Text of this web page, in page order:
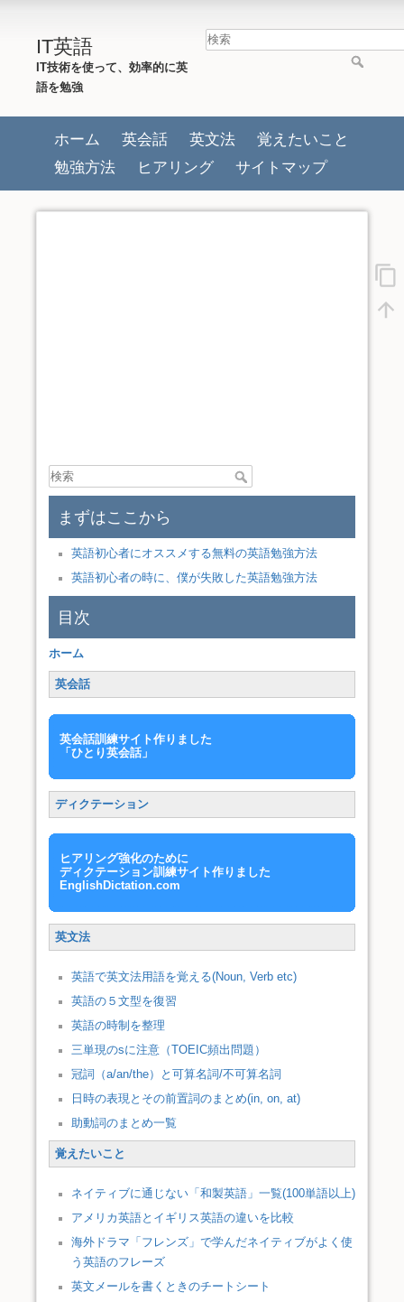
IT英語
IT技術を使って、効率的に英
語を勉強
ホーム 英会話 英文法
覚えたいこと
勉強方法
ヒアリング サイトマップ
まずはここから
英語初心者にオススメする無料の英語勉強方法
英語初心者の時に、僕が失敗した英語勉強方法
目次
ホーム
英会話
英会話訓練サイト作りました
「ひとり英会話」
ディクテーション
ヒアリング強化のために
ディクテーション訓練サイト作りました
EnglishDictation.com
英文法
英語で英文法用語を覚える(Noun, Verb etc)
英語の５文型を復習
英語の時制を整理
三単現のsに注意（TOEIC頻出問題）
冠詞（a/an/the）と可算名詞/不可算名詞
日時の表現とその前置詞のまとめ(in, on, at)
助動詞のまとめ一覧
覚えたいこと
ネイティブに通じない「和製英語」一覧(100単語以上)
アメリカ英語とイギリス英語の違いを比較
海外ドラマ「フレンズ」で学んだネイティブがよく使
う英語のフレーズ
英文メールを書くときのチートシート